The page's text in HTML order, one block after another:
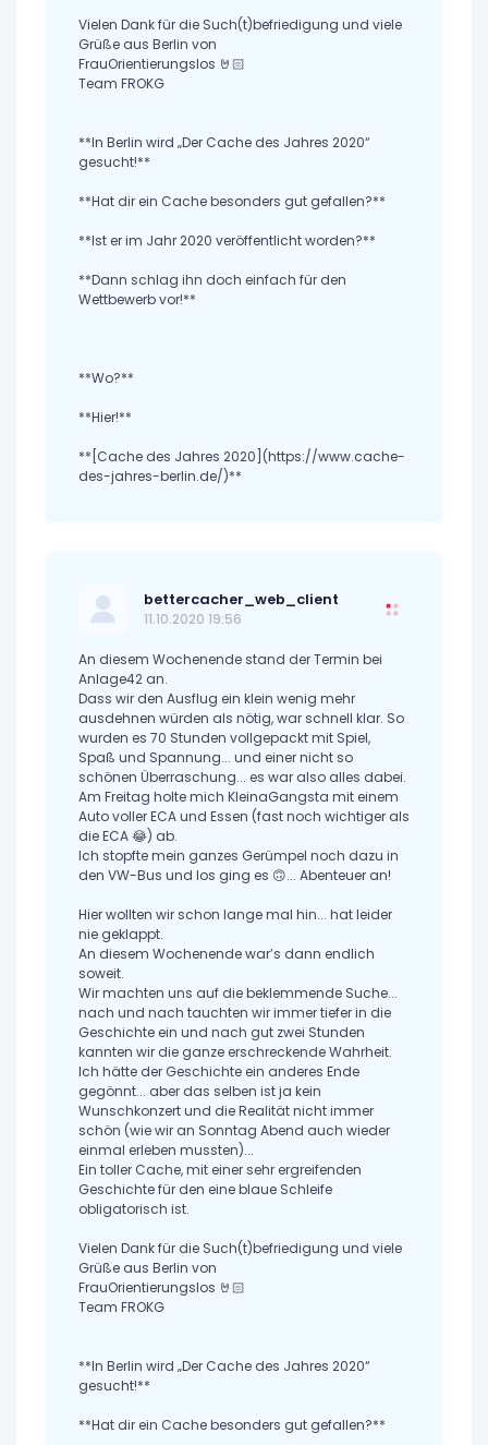
Vielen Dank für die Such(t)befriedigung und viele
Grüße aus Berlin von
FrauOrientierungslos 🤘🏻
Team FROKG
**In Berlin wird „Der Cache des Jahres 2020“
gesucht!**
**Hat dir ein Cache besonders gut gefallen?**
**Ist er im Jahr 2020 veröffentlicht worden?**
**Dann schlag ihn doch einfach für den
Wettbewerb vor!**
**Wo?**
**Hier!**
**[Cache des Jahres 2020](https://www.cache-
des-jahres-berlin.de/)**
bettercacher_web_client
11.10.2020 19:56
An diesem Wochenende stand der Termin bei
Anlage42 an.
Dass wir den Ausflug ein klein wenig mehr
ausdehnen würden als nötig, war schnell klar. So
wurden es 70 Stunden vollgepackt mit Spiel,
Spaß und Spannung... und einer nicht so
schönen Überraschung... es war also alles dabei.
Am Freitag holte mich KleinaGangsta mit einem
Auto voller ECA und Essen (fast noch wichtiger als
die ECA 😂) ab.
Ich stopfte mein ganzes Gerümpel noch dazu in
den VW-Bus und los ging es 🙃... Abenteuer an!
Hier wollten wir schon lange mal hin... hat leider
nie geklappt.
An diesem Wochenende war’s dann endlich
soweit.
Wir machten uns auf die beklemmende Suche...
nach und nach tauchten wir immer tiefer in die
Geschichte ein und nach gut zwei Stunden
kannten wir die ganze erschreckende Wahrheit.
Ich hätte der Geschichte ein anderes Ende
gegönnt... aber das selben ist ja kein
Wunschkonzert und die Realität nicht immer
schön (wie wir an Sonntag Abend auch wieder
einmal erleben mussten)...
Ein toller Cache, mit einer sehr ergreifenden
Geschichte für den eine blaue Schleife
obligatorisch ist.
Vielen Dank für die Such(t)befriedigung und viele
Grüße aus Berlin von
FrauOrientierungslos 🤘🏻
Team FROKG
**In Berlin wird „Der Cache des Jahres 2020“
gesucht!**
**Hat dir ein Cache besonders gut gefallen?**